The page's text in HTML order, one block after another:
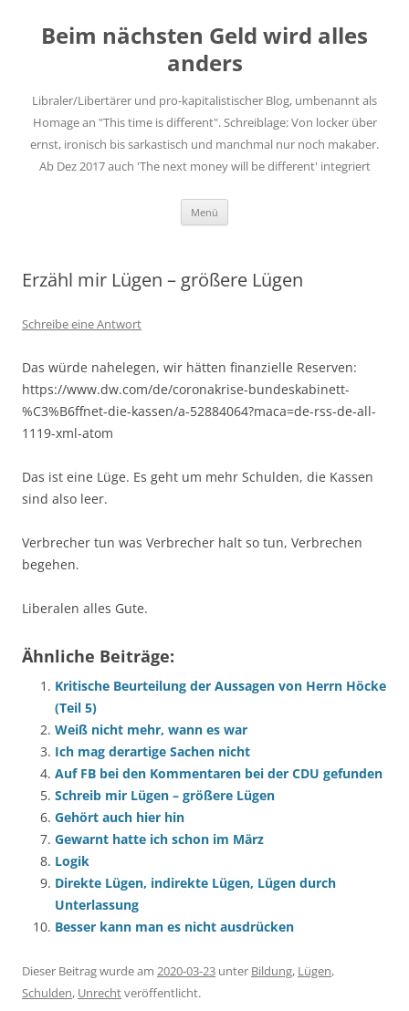
springen
Beim nächsten Geld wird alles
anders
Libraler/Libertärer und pro-kapitalistischer Blog, umbenannt als
Homage an "This time is different". Schreiblage: Von locker über
ernst, ironisch bis sarkastisch und manchmal nur noch makaber.
Ab Dez 2017 auch 'The next money will be different' integriert
Menü
Erzähl mir Lügen – größere Lügen
Schreibe eine Antwort
Das würde nahelegen, wir hätten finanzielle Reserven:
https://www.dw.com/de/coronakrise-bundeskabinett-
%C3%B6ffnet-die-kassen/a-52884064?maca=de-rss-de-all-
1119-xml-atom
Das ist eine Lüge. Es geht um mehr Schulden, die Kassen
sind also leer.
Verbrecher tun was Verbrecher halt so tun, Verbrechen
begehen.
Liberalen alles Gute.
Ähnliche Beiträge:
Kritische Beurteilung der Aussagen von Herrn Höcke
(Teil 5)
Weiß nicht mehr, wann es war
Ich mag derartige Sachen nicht
Auf FB bei den Kommentaren bei der CDU gefunden
Schreib mir Lügen – größere Lügen
Gehört auch hier hin
Gewarnt hatte ich schon im März
Logik
Direkte Lügen, indirekte Lügen, Lügen durch
Unterlassung
Besser kann man es nicht ausdrücken
Dieser Beitrag wurde am 2020-03-23 unter Bildung, Lügen,
Schulden, Unrechtveröffentlicht.